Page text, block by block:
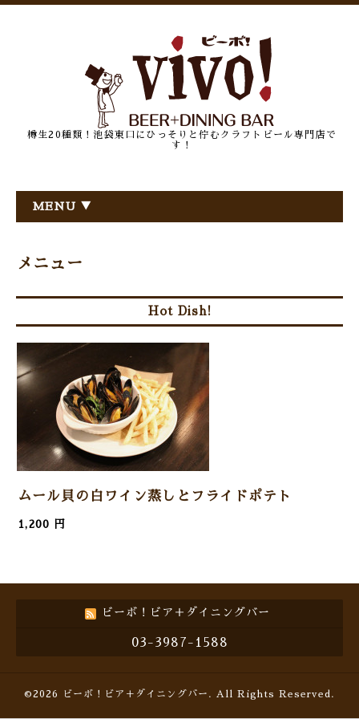
樽生20種類！池袋東口にひっそりと佇むクラフトビール専門店で
す！
MENU ▼
メニュー
Hot Dish!
ムール貝の白ワイン蒸しとフライドポテト
1,200 円
ビーボ！ビア＋ダイニングバー
03-3987-1588
©2026 ビーボ！ビア＋ダイニングバー . All Rights Reserved.